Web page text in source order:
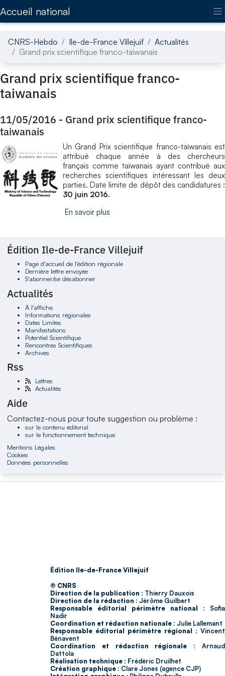
Accueil national
CNRS-Hebdo Ile-de-France Villejuif
Actualités
Grand prix scientifique franco-taiwanais
Grand prix scientifique franco-
taiwanais
11/05/2016 - Grand prix scientifique franco-
taiwanais
Un Grand Prix scientifique franco-taïwanais est
attribué chaque année à des chercheurs
français comme taïwanais ayant contribué aux
recherches scientifiques intéressant les deux
parties. Date limite de dépôt des candidatures :
30 juin 2016.
En savoir plus
Édition Ile-de-France Villejuif
Page d'accueil de l'édition régionale
Dernière lettre envoyée
S'abonner/se désabonner
Actualités
À l'affiche
Informations régionales
Dates Limites
Manifestations
Potentiel Scientifique
Rencontres Scientifiques
Archives
Rss
Lettres
Actualités
Aide
Contactez-nous pour toute suggestion ou problème :
sur le contenu éditorial
sur le fonctionnement technique
Mentions Légales
Cookies
Données personnelles
Édition Ile-de-France Villejuif
© CNRS
Direction de la publication : Thierry Dauxois
Direction de la rédaction : Jérôme Guilbert
Responsable éditorial périmètre national : Sofia
Nadir
Coordination et rédaction nationale : Julie Lallemant
Responsable éditorial périmètre régional : Vincent
Bénavent
Coordination et rédaction régionale : Arnaud
Dattola
Réalisation technique : Frédéric Druilhet
Création graphique : Clare Jones (agence CJP)